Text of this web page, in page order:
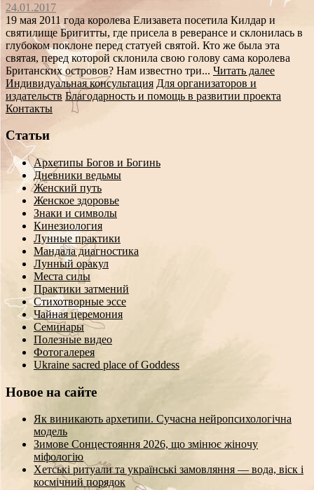
24.01.2017
19 мая 2011 года королева Елизавета посетила Килдар и
святилище Бригитты, где присела в реверансе и склонилась в
глубоком поклоне перед статуей святой. Кто же была эта
святая, перед которой склонила свою голову сама королева
Британских островов? Нам известно три... Читать далее
Индивидуальная консультация Для организаторов и
издательств Благодарность и помощь в развитии проекта
Контакты
Статьи
Архетипы Богов и Богинь
Дневники ведьмы
Женский путь
Женское здоровье
Знаки и символы
Кинезиология
Лунные практики
Мандала диагностика
Лунный оракул
Места силы
Практики затмений
Стихотворные эссе
Чайная церемония
Семинары
Полезные видео
Фотогалерея
Ukraine sacred place of Goddess
Новое на сайте
Як виникають архетипи. Сучасна нейропсихологічна
модель
Зимове Сонцестояння 2026, що змінює жіночу
міфологію
Хетські ритуали та українські замовляння — вода, віск і
космічний порядок